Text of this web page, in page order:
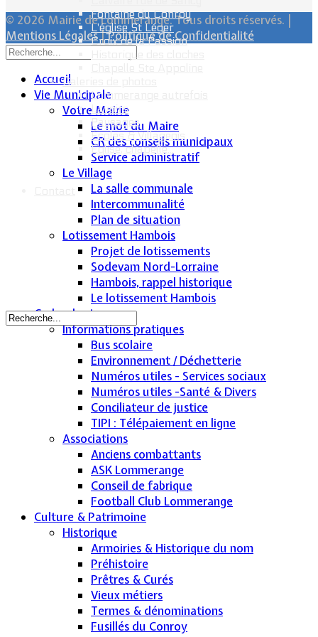
Fontaine du Conroy
L'église St Léger
Croix de la Passion
Historique des cloches
Galeries de photos
Lommerange autrefois
Lavoirs
Paysages
Écoles & Villageois
Église, chapelle...
© 2026 Mairie de Lommerange. Tous droits réservés. |
Mentions Légales|Politique de Confidentialité
Accueil
Vie Municipale
Votre Mairie
Le mot du Maire
CR des conseils municipaux
Service administratif
Le Village
La salle communale
Intercommunalité
Plan de situation
Lotissement Hambois
Projet de lotissements
Sodevam Nord-Lorraine
Hambois, rappel historique
Le lotissement Hambois
Cadre de vie
Informations pratiques
Bus scolaire
Environnement / Déchetterie
Numéros utiles - Services sociaux
Numéros utiles -Santé & Divers
Conciliateur de justice
TIPI : Télépaiement en ligne
Associations
Anciens combattants
ASK Lommerange
Conseil de fabrique
Football Club Lommerange
Culture & Patrimoine
Historique
Armoiries & Historique du nom
Préhistoire
Prêtres & Curés
Vieux métiers
Termes & dénominations
Fusillés du Conroy